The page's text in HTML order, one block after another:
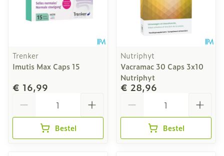
Trenker
Imutis Max Caps 15
€ 16,99
Bestel
Nutriphyt
Vacramac 30 Caps 3x10
Nutriphyt
€ 28,96
Bestel